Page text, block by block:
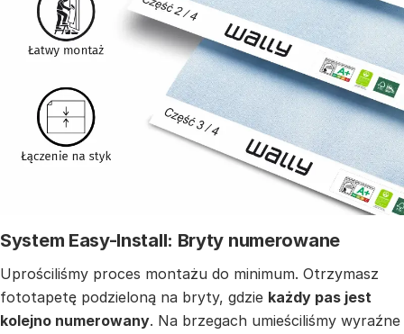
System Easy-Install: Bryty numerowane
Uprościliśmy proces montażu do minimum. Otrzymasz
fototapetę podzieloną na bryty, gdzie każdy pas jest
kolejno numerowany. Na brzegach umieściliśmy wyraźne